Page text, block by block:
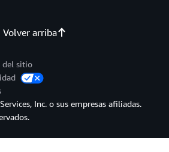
Volver arriba
del sitio
Inc. o sus empresas afiliadas.